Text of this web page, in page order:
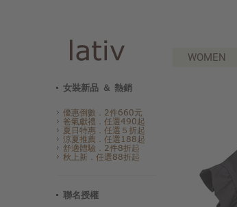
WOMEN
女裝新品 ＆ 熱銷
優惠倒數．2件660元
爸氣獻禮．任選490起
夏日特惠．任選５折起
涼夏推薦．任選188起
舒適體驗．2件8折起
秋上新．任選88折起
聯名授權